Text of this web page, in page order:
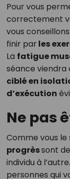
Pour vous
correctement
vous
finir par les
La fatigue
séance
ciblé en
d’exécution
Ne pas
Comme vous le
progrèssont
individu à
personnes qui